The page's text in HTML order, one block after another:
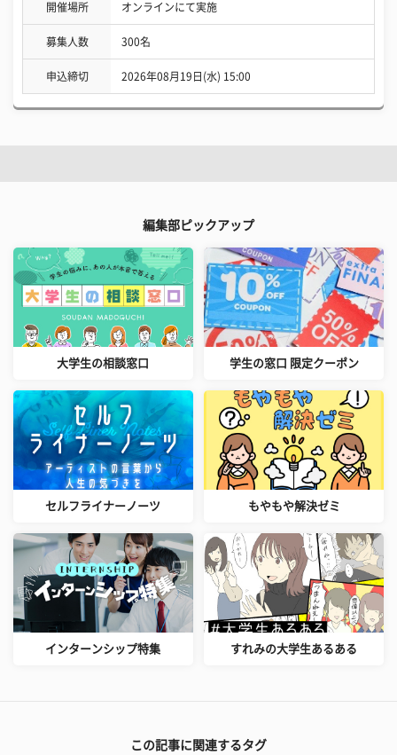
開催場所 オンラインにて実施
募集人数 300名
申込締切 2026年08月19日(水) 15:00
編集部ピックアップ
大学生の相談窓口 学生の窓口 限定クーポン
セルフライナーノーツ もやもや解決ゼミ
インターンシップ特集 すれみの大学生あるある
この記事に関連するタグ